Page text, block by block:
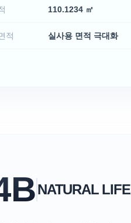
110.1234 ㎡
적 실사용 면적 극대화
NATURAL LIFE